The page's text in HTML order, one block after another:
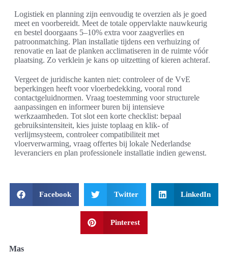
Logistiek en planning zijn eenvoudig te overzien als je goed
meet en voorbereidt. Meet de totale oppervlakte nauwkeurig
en bestel doorgaans 5–10% extra voor zaagverlies en
patroonmatching. Plan installatie tijdens een verhuizing of
renovatie en laat de planken acclimatiseren in de ruimte vóór
plaatsing. Zo verklein je kans op uitzetting of kieren achteraf.
Vergeet de juridische kanten niet: controleer of de VvE
beperkingen heeft voor vloerbedekking, vooral rond
contactgeluidnormen. Vraag toestemming voor structurele
aanpassingen en informeer buren bij intensieve
werkzaamheden. Tot slot een korte checklist: bepaal
gebruiksintensiteit, kies juiste toplaag en klik- of
verlijmsysteem, controleer compatibiliteit met
vloerverwarming, vraag offertes bij lokale Nederlandse
leveranciers en plan professionele installatie indien gewenst.
Facebook Twitter LinkedIn
Pinterest
Mas